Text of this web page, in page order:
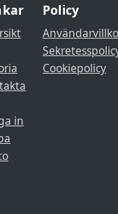
in
Policy
Cookiepolicy